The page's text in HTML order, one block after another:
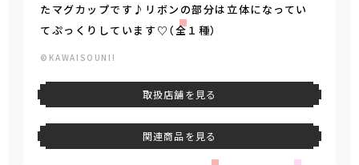
たマグカップです♪リボンの部分は立体になってい
てぷっくりしています♡（全１種）
©KAWAISOUNI!
取扱店舗を見る
関連商品を見る